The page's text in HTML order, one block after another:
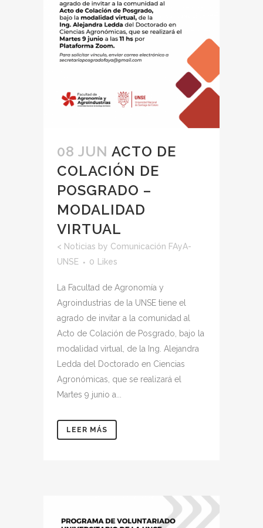
08 JUN ACTO DE
COLACIÓN DE
POSGRADO –
MODALIDAD
VIRTUAL
< Noticias by Comunicación FAyA-
UNSE
0 Likes
La Facultad de Agronomía y
Agroindustrias de la UNSE tiene el
agrado de invitar a la comunidad al
Acto de Colación de Posgrado, bajo la
modalidad virtual, de la Ing. Alejandra
Ledda del Doctorado en Ciencias
Agronómicas, que se realizará el
Martes 9 junio a...
LEER MÁS